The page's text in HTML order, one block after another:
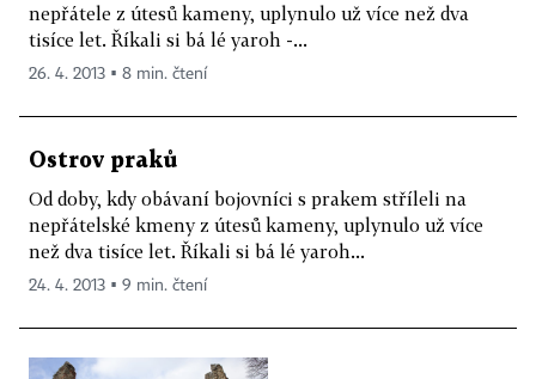
nepřátele z útesů kameny, uplynulo už více než dva
tisíce let. Říkali si bá lé yaroh -...
26. 4. 2013 ▪ 8 min. čtení
Ostrov praků
Od doby, kdy obávaní bojovníci s prakem stříleli na
nepřátelské kmeny z útesů kameny, uplynulo už více
než dva tisíce let. Říkali si bá lé yaroh...
24. 4. 2013 ▪ 9 min. čtení